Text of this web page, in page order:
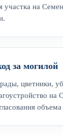
участка на
за могилой
цветники,
на
объема